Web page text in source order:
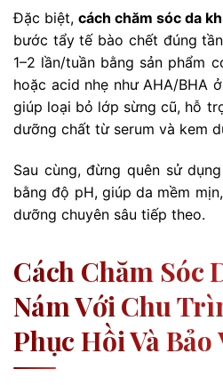
Đặc biệt, cách chăm sóc da
bước tẩy tế bào chết đúng
1–2 lần/tuần bằng sản phẩm
hoặc acid nhẹ như AHA/BHA
giúp loại bỏ lớp sừng cũ, hỗ
dưỡng chất từ serum và kem
Sau cùng, đừng quên sử
bằng độ pH, giúp da mềm
dưỡng chuyên sâu tiếp theo.
Cách Chăm Sóc
Nám Với Chu
Phục Hồi Và Bảo